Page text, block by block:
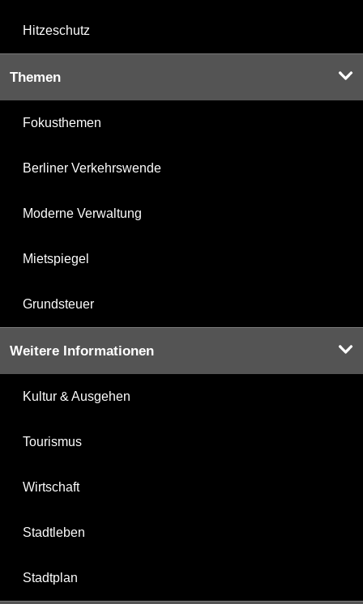
Hitzeschutz
Themen
Fokusthemen
Berliner Verkehrswende
Moderne Verwaltung
Mietspiegel
Grundsteuer
Weitere Informationen
Kultur & Ausgehen
Tourismus
Wirtschaft
Stadtleben
Stadtplan